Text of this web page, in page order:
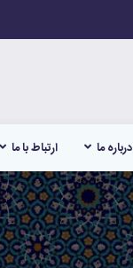
درباره ما ارتباط با ما